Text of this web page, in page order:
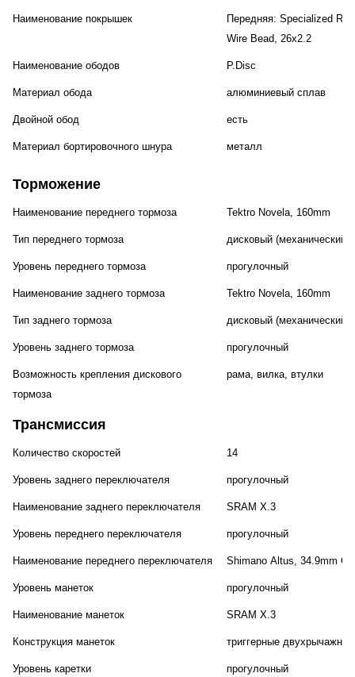
Наименование покрышек
Передняя: Specialized
Wire Bead, 26x2.2
Наименование ободов P.Disc
Материал обода алюминиевый сплав
Двойной обод есть
Материал бортировочного шнура металл
Торможение
Наименование переднего тормоза Tektro Novela, 160mm
Тип переднего тормоза дисковый (механический)
Уровень переднего тормоза прогулочный
Наименование заднего тормоза Tektro Novela, 160mm
Тип заднего тормоза дисковый (механический)
Уровень заднего тормоза прогулочный
Возможность крепления дискового
тормоза
рама, вилка, втулки
Трансмиссия
Количество скоростей 14
Уровень заднего переключателя прогулочный
Наименование заднего переключателя SRAM X.3
Уровень переднего переключателя прогулочный
Наименование переднего переключателя Shimano Altus, 34.9mm
Уровень манеток прогулочный
Наименование манеток SRAM X.3
Конструкция манеток триггерные двухрычажные
Уровень каретки прогулочный